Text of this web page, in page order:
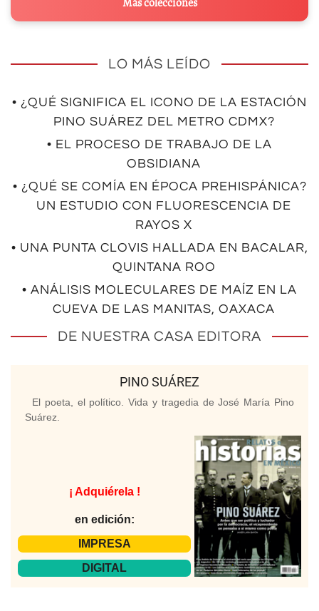
LO MÁS LEÍDO
• ¿QUÉ SIGNIFICA EL ICONO DE LA ESTACIÓN
PINO SUÁREZ DEL METRO CDMX?
• EL PROCESO DE TRABAJO DE LA
OBSIDIANA
• ¿QUÉ SE COMÍA EN ÉPOCA PREHISPÁNICA?
UN ESTUDIO CON FLUORESCENCIA DE
RAYOS X
• UNA PUNTA CLOVIS HALLADA EN BACALAR,
QUINTANA ROO
• ANÁLISIS MOLECULARES DE MAÍZ EN LA
CUEVA DE LAS MANITAS, OAXACA
DE NUESTRA CASA EDITORA
PINO SUÁREZ
El poeta, el político. Vida y tragedia de José María Pino
Suárez.
¡ Adquiérela !
en edición:
IMPRESA
DIGITAL